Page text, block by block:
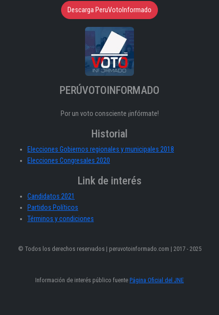
Descarga PeruVotoInformado
PERÚVOTOINFORMADO
Por un voto consciente ¡infórmate!
Historial
Elecciones Gobiernos regionales y municipales 2018
Elecciones Congresales 2020
Link de interés
Candidatos 2021
Partidos Políticos
Términos y condiciones
© Todos los derechos reservados | peruvotoinformado.com | 2017 - 2025
Información de interés público fuente Página Oficial del JNE